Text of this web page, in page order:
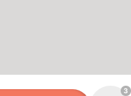
3